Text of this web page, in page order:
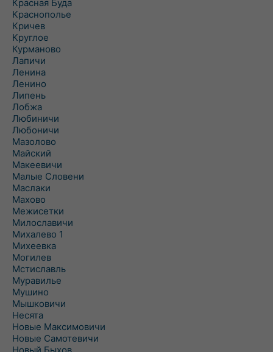
Красная Буда
Краснополье
Кричев
Круглое
Курманово
Лапичи
Ленина
Ленино
Липень
Лобжа
Любиничи
Любоничи
Мазолово
Майский
Макеевичи
Малые Словени
Маслаки
Махово
Межисетки
Милославичи
Михалево 1
Михеевка
Могилев
Мстиславль
Муравилье
Мушино
Мышковичи
Несята
Новые Максимовичи
Новые Самотевичи